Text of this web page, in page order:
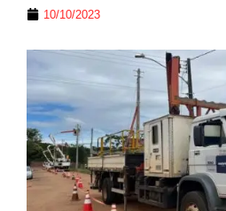
10/10/2023